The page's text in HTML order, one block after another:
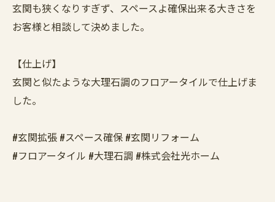
玄関も狭くなりすぎず、スペースよ確保出来る大きさを
お客様と相談して決めました。
【仕上げ】
玄関と似たような大理石調のフロアータイルで仕上げま
した。
#玄関拡張 #スペース確保 #玄関リフォーム
#フロアータイル #大理石調 #株式会社光ホーム